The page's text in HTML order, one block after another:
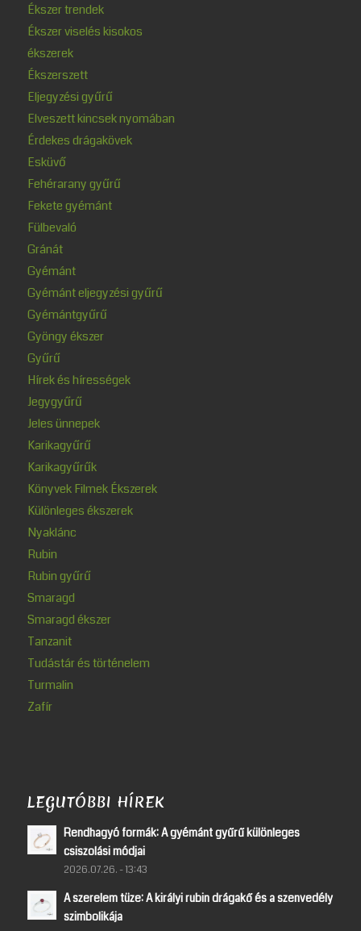
Ékszer trendek
Ékszer viselés kisokos
ékszerek
Ékszerszett
Eljegyzési gyűrű
Elveszett kincsek nyomában
Érdekes drágakövek
Esküvő
Fehérarany gyűrű
Fekete gyémánt
Fülbevaló
Gránát
Gyémánt
Gyémánt eljegyzési gyűrű
Gyémántgyűrű
Gyöngy ékszer
Gyűrű
Hírek és hírességek
Jegygyűrű
Jeles ünnepek
Karikagyűrű
Karikagyűrűk
Könyvek Filmek Ékszerek
Különleges ékszerek
Nyaklánc
Rubin
Rubin gyűrű
Smaragd
Smaragd ékszer
Tanzanit
Tudástár és történelem
Turmalin
Zafír
LEGUTÓBBI HÍREK
Rendhagyó formák: A gyémánt gyűrű különleges
csiszolási módjai
2026.07.26. - 13:43
A szerelem tüze: A királyi rubin drágakő és a szenvedély
szimbolikája